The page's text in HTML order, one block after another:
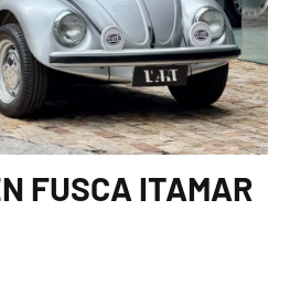
FUSCA ITAMAR